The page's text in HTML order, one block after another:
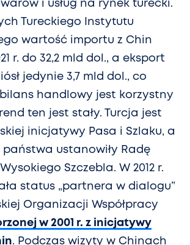
i usług na rynek turecki.
Tureckiego Instytutu
wartość importu z Chin
r. do 32,2 mld dol., a eksport
jedynie 3,7 mld dol., co
handlowy jest korzystny
ten jest stały. Turcja jest
inicjatywy Pasa i Szlaku, a
państwa ustanowiły Radę
Szczebla. W 2012 r.
status „partnera w dialogu”
Organizacji Współpracy
w 2001 r. z inicjatywy
. Podczas wizyty w Chinach